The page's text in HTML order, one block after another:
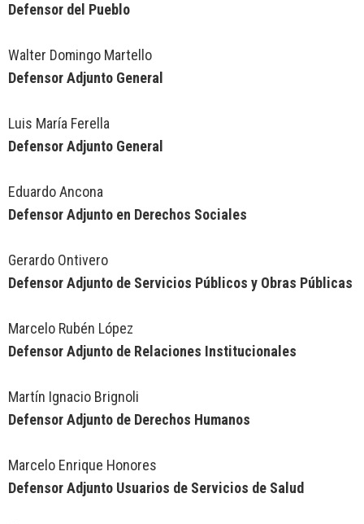
Defensor del Pueblo
Walter Domingo Martello
Defensor Adjunto General
Luis María Ferella
Defensor Adjunto General
Eduardo Ancona
Defensor Adjunto en Derechos Sociales
Gerardo Ontivero
Defensor Adjunto de Servicios Públicos y Obras Públicas
Marcelo Rubén López
Defensor Adjunto de Relaciones Institucionales
Martín Ignacio Brignoli
Defensor Adjunto de Derechos Humanos
Marcelo Enrique Honores
Defensor Adjunto Usuarios de Servicios de Salud